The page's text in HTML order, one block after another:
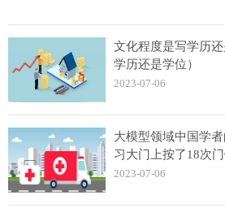
文化程度是写学历
学历还是学位）
2023-07-06
大模型领域中国学
习大门上按了18次
2023-07-06